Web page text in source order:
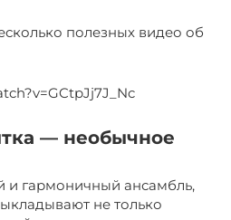
полезных видео об
— необычное
и гармоничный ансамбль,
не только